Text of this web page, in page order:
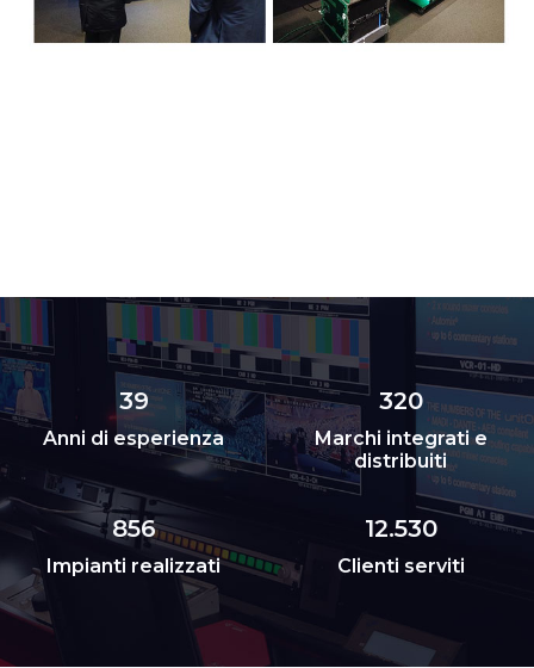
39
Anni di esperienza
320
Marchi integrati e
distribuiti
856
Impianti realizzati
12.530
Clienti serviti